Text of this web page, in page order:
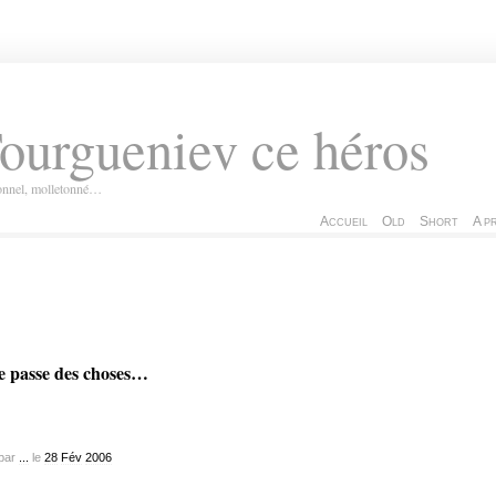
ce héros
molletonné…
Accueil Old Short A
passe des choses…
le 28 Fév 2006